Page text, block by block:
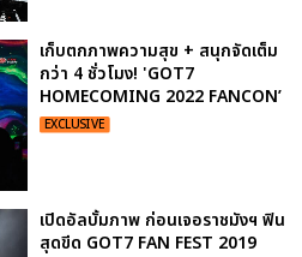
เก็บตกภาพความสุข + สนุกจัดเต็ม
กว่า 4 ชั่วโมง! 'GOT7
HOMECOMING 2022 FANCON’
EXCLUSIVE
เปิดอัลบั้มภาพ ก่อนเจอราชมังฯ ฟิน
สุดขีด GOT7 FAN FEST 2019